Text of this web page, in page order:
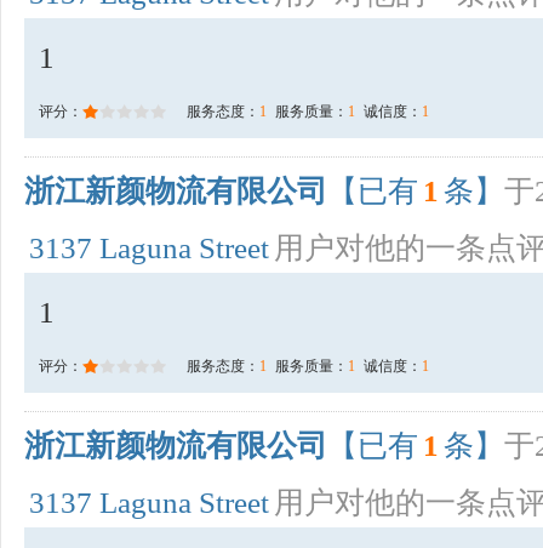
1
评分： 服务态度： 1 服务质量： 1 诚信度： 1
浙江新颜物流有限公司 【已有 1 条】 于
3137 Laguna Street 用户对他的一条点
1
评分： 服务态度： 1 服务质量： 1 诚信度： 1
浙江新颜物流有限公司 【已有 1 条】 于
3137 Laguna Street 用户对他的一条点